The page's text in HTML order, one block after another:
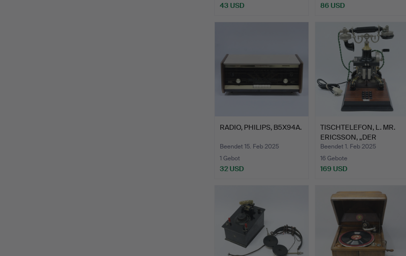
43 USD 86 USD
RADIO, PHILIPS, B5X94A.
Beendet 15. Feb 2025
1 Gebot
32 USD
TISCHTELEFON, L. MR.
ERICSSON, „DER
DACKEL…
Beendet 1. Feb 2025
16 Gebote
169 USD